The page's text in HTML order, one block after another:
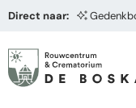
Direct naar: